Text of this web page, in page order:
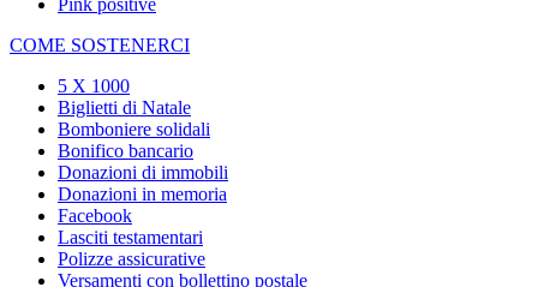
Pink positive
COME SOSTENERCI
5 X 1000
Biglietti di Natale
Bomboniere solidali
Bonifico bancario
Donazioni di immobili
Donazioni in memoria
Facebook
Lasciti testamentari
Polizze assicurative
Versamenti con bollettino postale